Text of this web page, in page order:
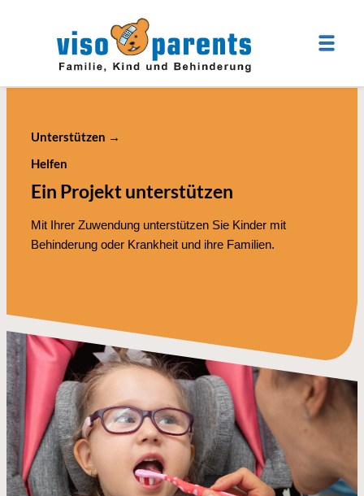
Unterstützen →
Helfen
Ein Projekt unterstützen
Mit Ihrer Zuwendung unterstützen Sie Kinder mit
Behinderung oder Krankheit und ihre Familien.